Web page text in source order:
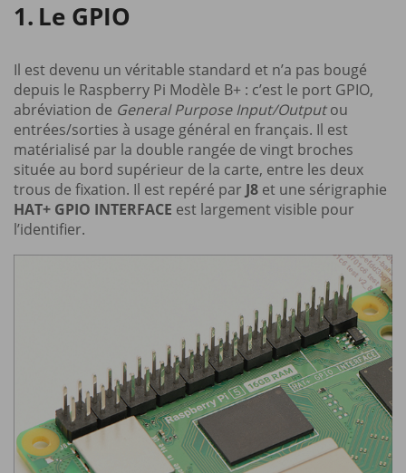
Le GPIO
Il est devenu un véritable standard et n’a pas bougé
depuis le Raspberry Pi Modèle B+ : c’est le port GPIO,
abréviation de General Purpose Input/Outputou
entrées/sorties à usage général en français. Il est
matérialisé par la double rangée de vingt broches
située au bord supérieur de la carte, entre les deux
trous de fixation. Il est repéré par J8 et une sérigraphie
HAT+ GPIO INTERFACE est largement visible pour
l’identifier.